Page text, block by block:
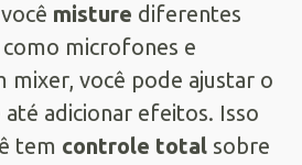
misture diferentes
microfones e
mixer, você pode ajustar o
até adicionar efeitos. Isso
tem controle total sobre